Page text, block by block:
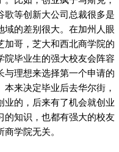
等创新大公司总裁很多是
的差别很大。在加州人眼
加哥，芝大和西北商学院的
毕业生的强大校友会阵容
理想来选择第一个申请的
来决定毕业后去华尔街，
的，后来有了机会就创业
的知识，也都有强大的校友
学院无关。